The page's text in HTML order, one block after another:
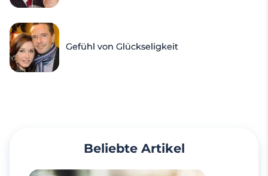
Gefühl von Glückseligkeit
Beliebte Artikel